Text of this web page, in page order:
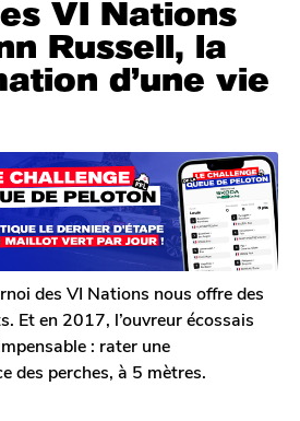
VI Nations
Russell, la
d’une vie
des VI Nations nous offre des
Et en 2017, l’ouvreur écossais
: rater une
des perches, à 5 mètres.